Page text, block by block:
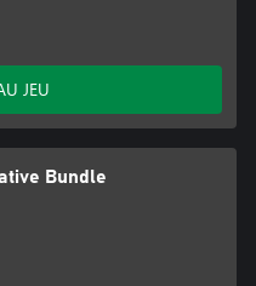
JEU
Bundle